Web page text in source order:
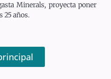
Minerals, proyecta poner
25 años.